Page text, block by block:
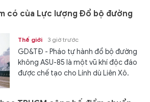
có của Lực lượng Đổ bộ đường
Thế giới 3 giờ trước
GD&TĐ - Pháo tự hành đổ bộ đường
không ASU-85 là một vũ khí độc đáo
được chế tạo cho Lính dù Liên Xô.